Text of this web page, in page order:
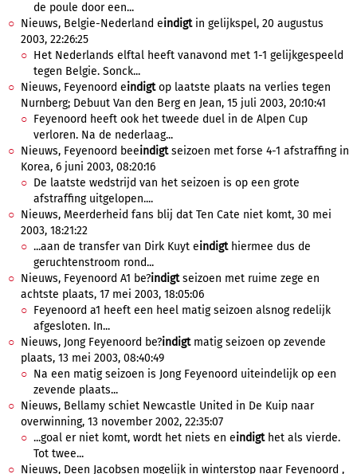
de poule door een...
Nieuws, Belgie-Nederland eindigtin gelijkspel, 20 augustus
2003, 22:26:25
Het Nederlands elftal heeft vanavond met 1-1 gelijkgespeeld
tegen Belgie. Sonck...
Nieuws, Feyenoord eindigtop laatste plaats na verlies tegen
Nurnberg; Debuut Van den Berg en Jean, 15 juli 2003, 20:10:41
Feyenoord heeft ook het tweede duel in de Alpen Cup
verloren. Na de nederlaag...
Nieuws, Feyenoord beeindigtseizoen met forse 4-1 afstraffing in
Korea, 6 juni 2003, 08:20:16
De laatste wedstrijd van het seizoen is op een grote
afstraffing uitgelopen....
Nieuws, Meerderheid fans blij dat Ten Cate niet komt, 30 mei
2003, 18:21:22
...aan de transfer van Dirk Kuyt eindigthiermee dus de
geruchtenstroom rond...
Nieuws, Feyenoord A1 be?indigtseizoen met ruime zege en
achtste plaats, 17 mei 2003, 18:05:06
Feyenoord a1 heeft een heel matig seizoen alsnog redelijk
afgesloten. In...
Nieuws, Jong Feyenoord be?indigtmatig seizoen op zevende
plaats, 13 mei 2003, 08:40:49
Na een matig seizoen is Jong Feyenoord uiteindelijk op een
zevende plaats...
Nieuws, Bellamy schiet Newcastle United in De Kuip naar
overwinning, 13 november 2002, 22:35:07
...goal er niet komt, wordt het niets en eindigthet als vierde.
Tot twee...
Nieuws, Deen Jacobsen mogelijk in winterstop naar Feyenoord ,